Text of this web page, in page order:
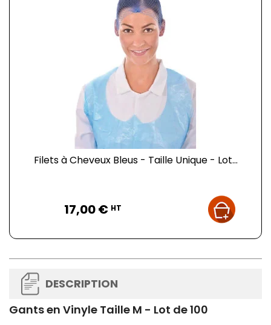
Filets à Cheveux Bleus - Taille Unique - Lot...
17,00 € HT
DESCRIPTION
Gants en Vinyle Taille M - Lot de 100